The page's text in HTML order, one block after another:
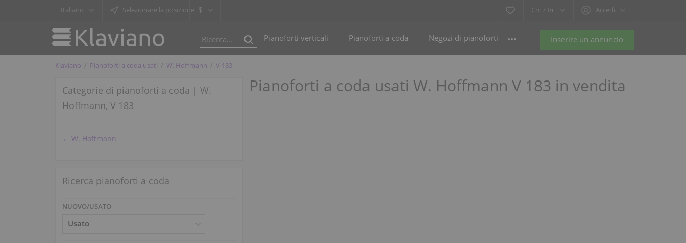
Italiano Selezionare la posizione $ Cm / In Accedi
Inserire un annuncio
Pianoforti verticali Pianoforti a coda Negozi di pianoforti
Klaviano Pianoforti a coda usati W. Hoffmann V 183
Categorie di pianoforti a coda | W.
Hoffmann, V 183
← W. Hoffmann
Ricerca pianoforti a coda
NUOVO/USATO
Pianoforti a coda usati W. Hoffmann V 183 in vendita